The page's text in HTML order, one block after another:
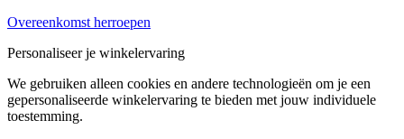
Overeenkomst herroepen
Personaliseer je winkelervaring
We gebruiken alleen cookies en andere technologieën om je een
gepersonaliseerde winkelervaring te bieden met jouw individuele
toestemming.